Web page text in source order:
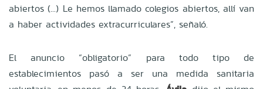
abiertos (...) Le hemos llamado colegios abiertos, allí van
a haber actividades extracurriculares”, señaló.
El anuncio “obligatorio” para todo tipo de
establecimientos pasó a ser una medida sanitaria